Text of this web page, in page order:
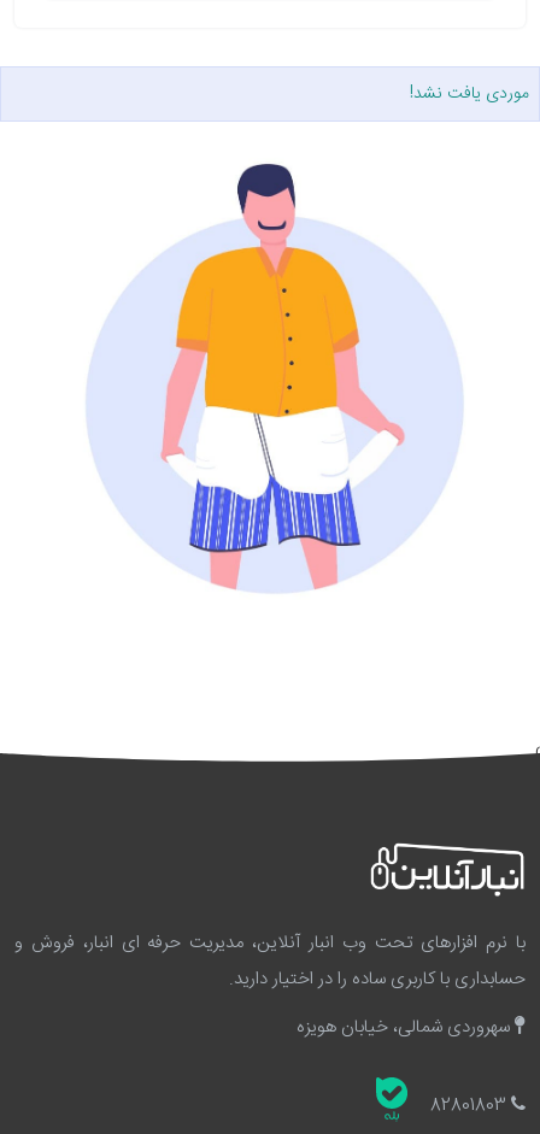
موردی یافت نشد!
}
با نرم افزارهای تحت وب انبار آنلاین، مدیریت حرفه ای انبار، فروش و
حسابداری با کاربری ساده را در اختیار دارید.
سهروردی شمالی، خیابان هویزه